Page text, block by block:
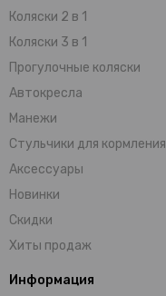
Коляски 2 в 1
Коляски 3 в 1
Прогулочные коляски
Автокресла
Манежи
Стульчики для кормления
Аксессуары
Новинки
Скидки
Хиты продаж
Информация